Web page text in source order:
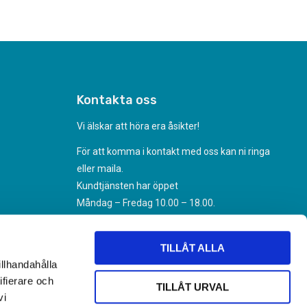
och
TILLÅT ALLA
TILLÅT URVAL
Kontakta oss
Vi älskar att höra era åsikter!
För att komma i kontakt med oss kan ni ringa
eller maila.
Kundtjänsten har öppet
Måndag – Fredag 10.00 – 18.00.
070-494 31 35
Kundtjanst@nikoteket.se